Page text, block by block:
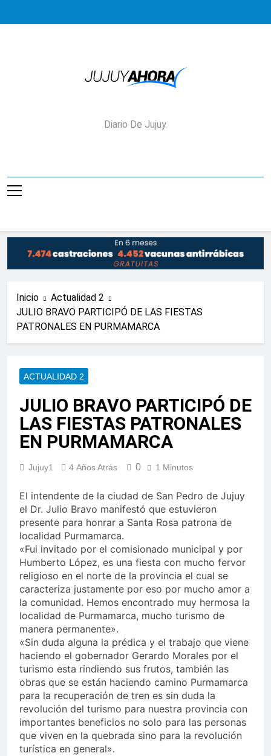
Jujuy Ahora!
Diario De Jujuy.
Inicio
Actualidad 2
JULIO BRAVO PARTICIPÓ DE LAS FIESTAS
PATRONALES EN PURMAMARCA
ACTUALIDAD 2
JULIO BRAVO PARTICIPÓ DE
LAS FIESTAS PATRONALES
EN PURMAMARCA
Jujuy1 4 Años Atrás 0 1 Minutos
El intendente de la ciudad de San Pedro de Jujuy
el Dr. Julio Bravo manifestó que estuvieron
presente para honrar a Santa Rosa patrona de
localidad Purmamarca.
«Fui invitado por el comisionado municipal y por
Humberto López, es una fiesta con mucho fervor
religioso en el norte de la provincia el cual se
caracteriza justamente por eso por mucho amor a
la comunidad. Hemos encontrado muy hermosa la
localidad de Purmamarca, mucho turismo de
manera permanente».
«Sin duda alguna la prédica y el trabajo que viene
haciendo el gobernador Gerardo Morales por el
turismo esta rindiendo sus frutos, también las
obras que se están haciendo camino Purmamarca
para la recuperación de tren es sin duda la
revolución del turismo para nuestra provincia con
importantes beneficios no solo para las personas
que viven en la quebrada sino para la revolución
turística en general».